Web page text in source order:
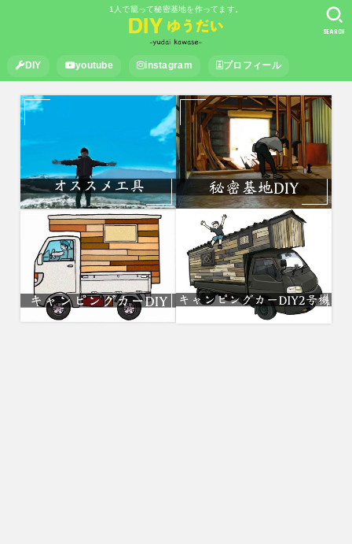
1人で籠って秘密基地を作ってます。
DIY youtube instagram プロフィール
SEARCH